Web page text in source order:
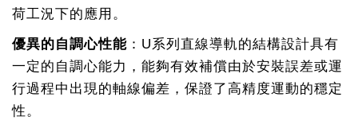
荷工況下的應用。
優異的自調心性能 ：U系列直線導軌的結構設計具有
一定的自調心能力，能夠有效補償由於安裝誤差或運
行過程中出現的軸線偏差，保證了高精度運動的穩定
性。